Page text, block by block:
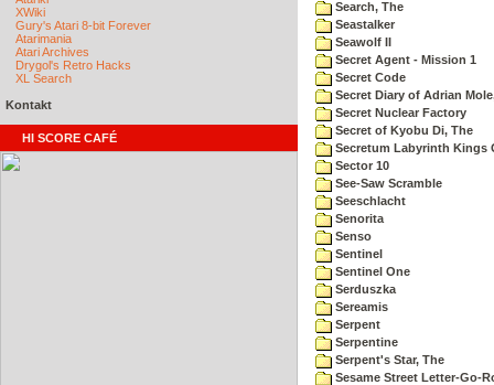
XWiki
Gury's Atari 8-bit Forever
Atarimania
Atari Archives
Drygol's Retro Hacks
XL Search
Kontakt
HI SCORE CAFÉ
Search, The
Seastalker
Seawolf II
Secret Agent - Mission 1
Secret Code
Secret Diary of Adrian
Secret Nuclear Factory
Secret of Kyobu Di, The
Secretum Labyrinth Kings
Sector 10
See-Saw Scramble
Seeschlacht
Senorita
Senso
Sentinel
Sentinel One
Serduszka
Sereamis
Serpent
Serpentine
Serpent's Star, The
Sesame Street Letter-Go-